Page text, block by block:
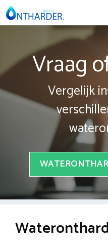
Spring
naar
Vraag
Vergelijk